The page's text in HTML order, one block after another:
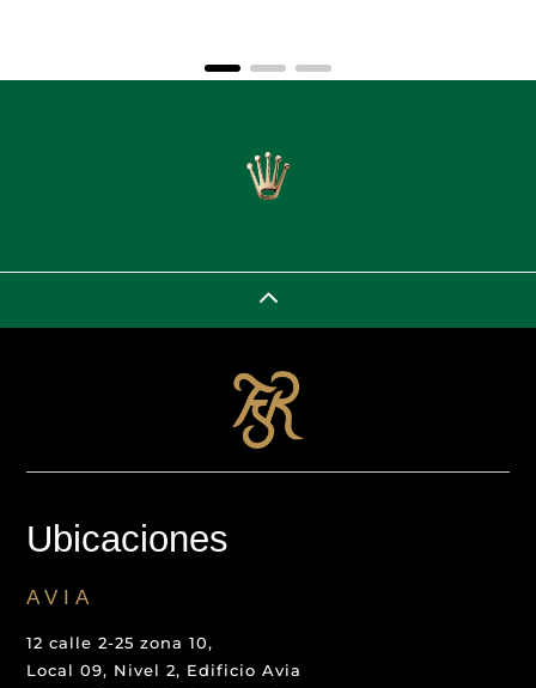
2
Ubicaciones
AVIA
12 calle 2-25 zona 10,
Local 09, Nivel 2, Edificio Avia